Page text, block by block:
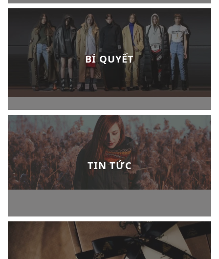
BÍ QUYẾT
TIN TỨC